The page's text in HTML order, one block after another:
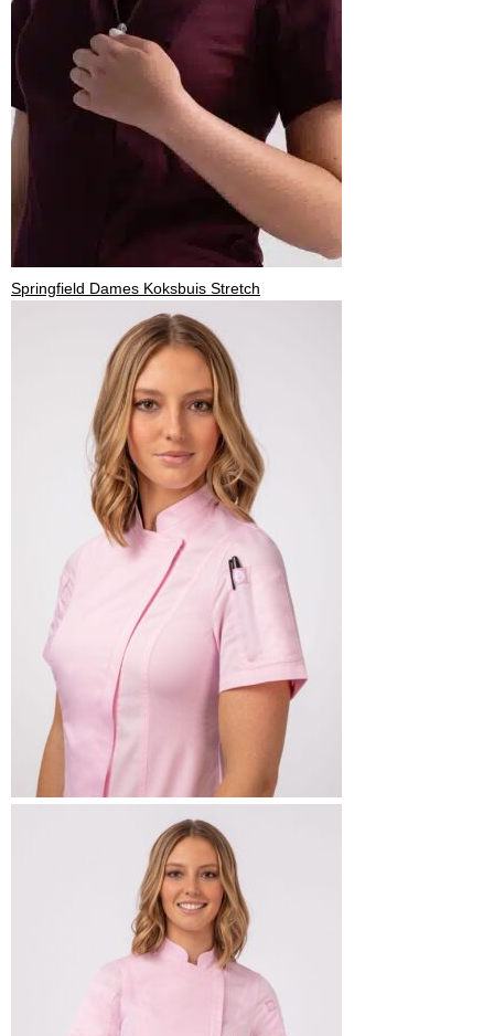
Springfield Dames Koksbuis Stretch